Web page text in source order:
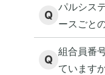
Q
パルシス
ースごと
Q
組合員番
ています